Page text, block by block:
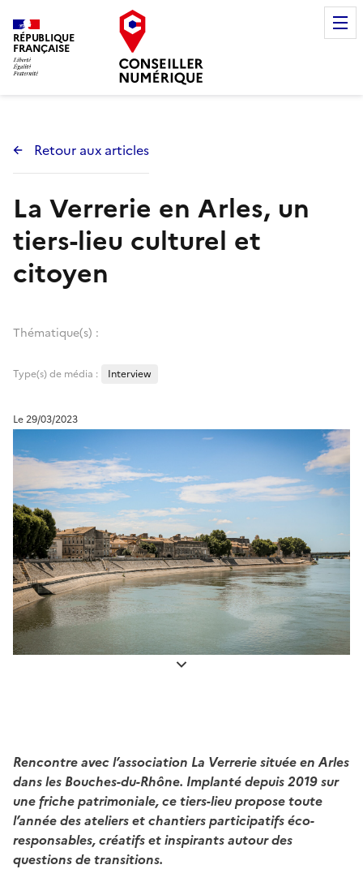
RÉPUBLIQUE
FRANÇAISE
Retour aux articles
La Verrerie en Arles, un
tiers-lieu culturel et
citoyen
Thématique(s) :
Type(s) de média : Interview
Le 29/03/2023
Rencontre avec l’association La Verrerie située en Arles
dans les Bouches-du-Rhône. Implanté depuis 2019 sur
une friche patrimoniale, ce tiers-lieu propose toute
l’année des ateliers et chantiers participatifs éco-
responsables, créatifs et inspirants autour des
questions de transitions.